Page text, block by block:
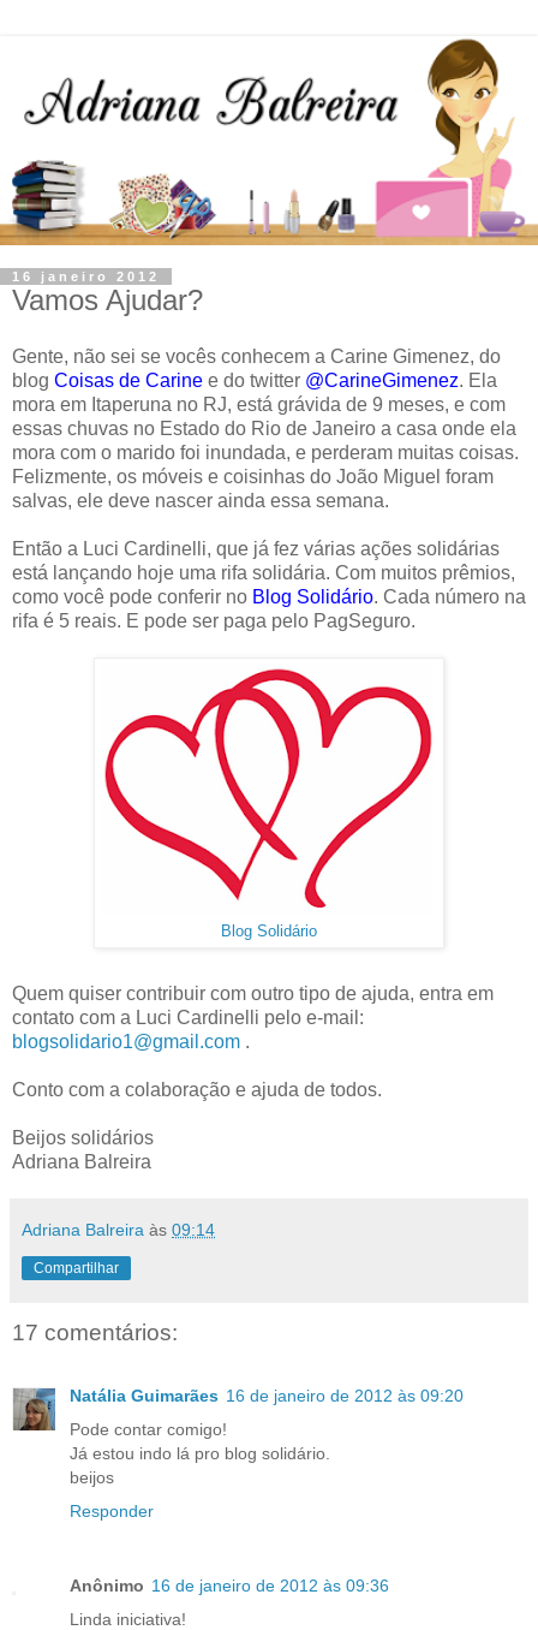
16 janeiro 2012
Vamos Ajudar?
Gente, não sei se vocês conhecem a Carine Gimenez, do
blog Coisas de Carine e do twitter @CarineGimenez. Ela
mora em Itaperuna no RJ, está grávida de 9 meses, e com
essas chuvas no Estado do Rio de Janeiro a casa onde ela
mora com o marido foi inundada, e perderam muitas coisas.
Felizmente, os móveis e coisinhas do João Miguel foram
salvas, ele deve nascer ainda essa semana.
Então a Luci Cardinelli, que já fez várias ações solidárias
está lançando hoje uma rifa solidária. Com muitos prêmios,
como você pode conferir no Blog Solidário. Cada número na
rifa é 5 reais. E pode ser paga pelo PagSeguro.
Blog Solidário
Quem quiser contribuir com outro tipo de ajuda, entra em
contato com a Luci Cardinelli pelo e-mail:
blogsolidario1@gmail.com .
Conto com a colaboração e ajuda de todos.
Beijos solidários
Adriana Balreira
Adriana Balreira às 09:14
Compartilhar
17 comentários:
Natália Guimarães 16 de janeiro de 2012 às 09:20
Pode contar comigo!
Já estou indo lá pro blog solidário.
beijos
Responder
Anônimo 16 de janeiro de 2012 às 09:36
Linda iniciativa!